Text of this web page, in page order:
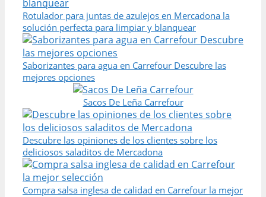
Rotulador para juntas de azulejos en Mercadona la
solución perfecta para limpiar y blanquear
Saborizantes para agua en Carrefour Descubre las
mejores opciones
Sacos De Leña Carrefour
Descubre las opiniones de los clientes sobre los
deliciosos saladitos de Mercadona
Compra salsa inglesa de calidad en Carrefour la mejor